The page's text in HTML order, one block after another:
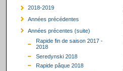
2018-2019
Années précédentes
Années précentes (suite)
Rapide fin de saison 2017 -
2018
Seredynski 2018
Rapide pâque 2018